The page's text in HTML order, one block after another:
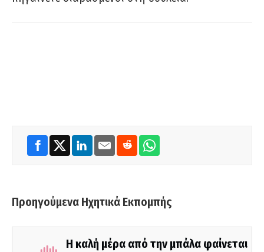
Προηγούμενα Ηχητικά Εκπομπής
Η καλή μέρα από την μπάλα φαίνεται